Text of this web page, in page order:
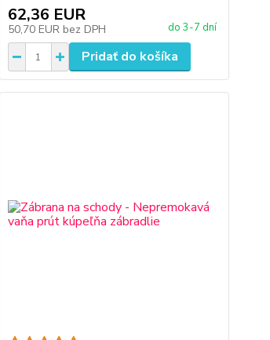
62,36 EUR
50,70 EUR bez DPH do 3-7 dní
Pridať do košíka